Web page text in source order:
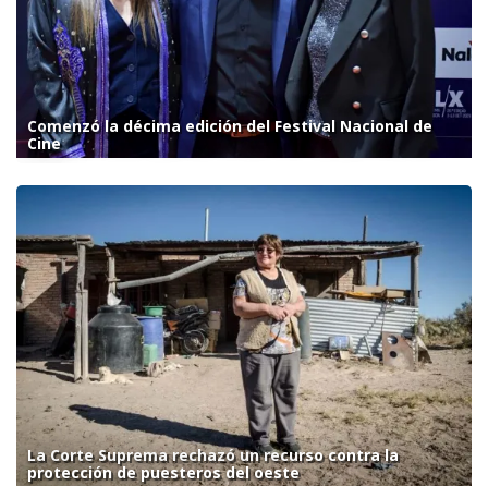
Comenzó la décima edición del Festival Nacional de
Cine
La Corte Suprema rechazó un recurso contra la
protección de puesteros del oeste